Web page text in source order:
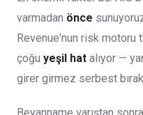
varmadan önce
Revenue'nun risk motoru
çoğu yeşil hat alıyor —
girer girmez serbest